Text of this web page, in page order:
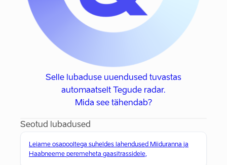
Selle lubaduse uuendused tuvastas
automaatselt Tegude radar.
Mida see tähendab?
Seotud lubadused
Leiame osapooltega suheldes lahendused Miiduranna ja
Haabneeme peremeheta gaasitrassidele,